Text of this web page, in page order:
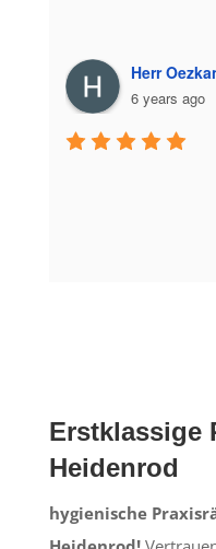
Herr
6 years ago
Erstklassige
Heidenrod
hygienische